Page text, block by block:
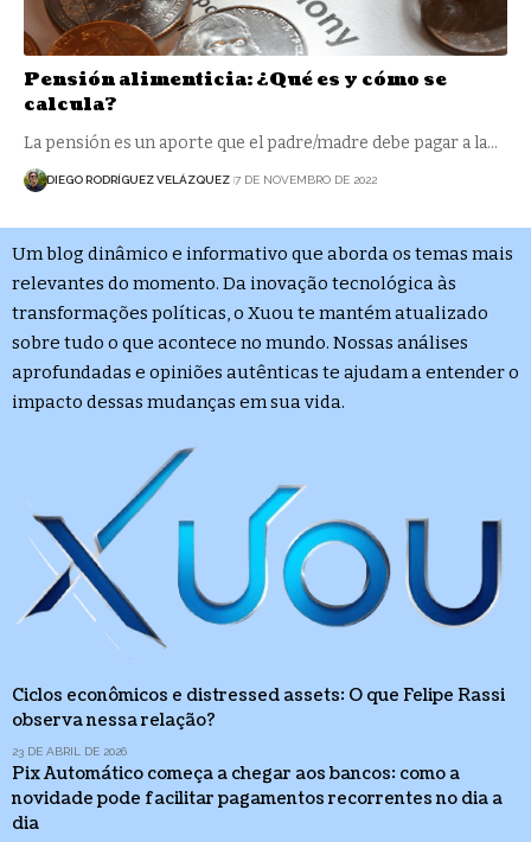
Pensión alimenticia: ¿Qué es y cómo se
calcula?
La pensión es un aporte que el padre/madre debe pagar a la…
DIEGO RODRÍGUEZ VELÁZQUEZ 7 DE NOVEMBRO DE 2022
Um blog dinâmico e informativo que aborda os temas mais
relevantes do momento. Da inovação tecnológica às
transformações políticas, o Xuou te mantém atualizado
sobre tudo o que acontece no mundo. Nossas análises
aprofundadas e opiniões autênticas te ajudam a entender o
impacto dessas mudanças em sua vida.
Ciclos econômicos e distressed assets: O que Felipe Rassi
observa nessa relação?
23 DE ABRIL DE 2026
Pix Automático começa a chegar aos bancos: como a
novidade pode facilitar pagamentos recorrentes no dia a
dia